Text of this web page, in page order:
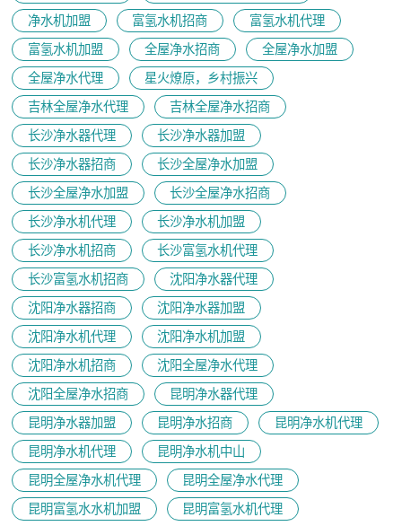
净水机加盟
富氢水机招商
富氢水机代理
富氢水机加盟
全屋净水招商
全屋净水加盟
全屋净水代理
星火燎原，乡村振兴
吉林全屋净水代理
吉林全屋净水招商
长沙净水器代理
长沙净水器加盟
长沙净水器招商
长沙全屋净水加盟
长沙全屋净水加盟
长沙全屋净水招商
长沙净水机代理
长沙净水机加盟
长沙净水机招商
长沙富氢水机代理
长沙富氢水机招商
沈阳净水器代理
沈阳净水器招商
沈阳净水器加盟
沈阳净水机代理
沈阳净水机加盟
沈阳净水机招商
沈阳全屋净水代理
沈阳全屋净水招商
昆明净水器代理
昆明净水器加盟
昆明净水招商
昆明净水机代理
昆明净水机代理
昆明净水机中山
昆明全屋净水机代理
昆明全屋净水代理
昆明富氢水水机加盟
昆明富氢水机代理